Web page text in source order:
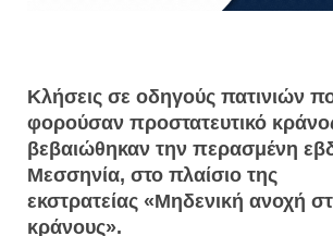
Κλήσεις σε οδηγούς πατινιών
φορούσαν προστατευτικό
βεβαιώθηκαν την περασμένη
Μεσσηνία, στο πλαίσιο της
εκστρατείας «Μηδενική ανοχή
κράνους».